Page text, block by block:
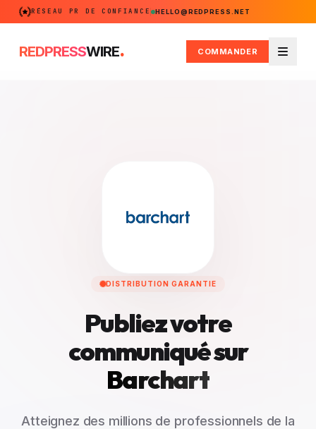
RÉSEAU PR DE CONFIANCE HELLO@REDPRESS.NET
REDPRESSWIRE. COMMANDER
Menu
DISTRIBUTION GARANTIE
Publiez votre
communiqué sur
Barchart
Atteignez des millions de professionnels de la